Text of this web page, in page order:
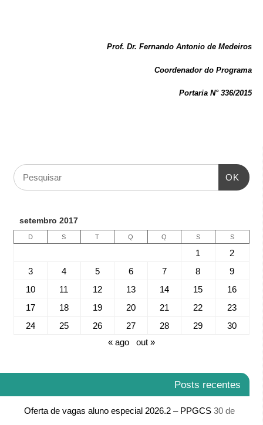
Prof. Dr. Fernando Antonio de Medeiros
Coordenador do Programa
Portaria N° 336/2015
OK
setembro 2017
D S T Q Q S S
1
2
3
4 5 6 7 8
9
10
11 12 13 14 15
16
17
18 19 20 21 22
23
24
25 26 27 28 29
30
« ago
out »
Posts recentes
Oferta de vagas aluno especial 2026.2 – PPGCS 30 de